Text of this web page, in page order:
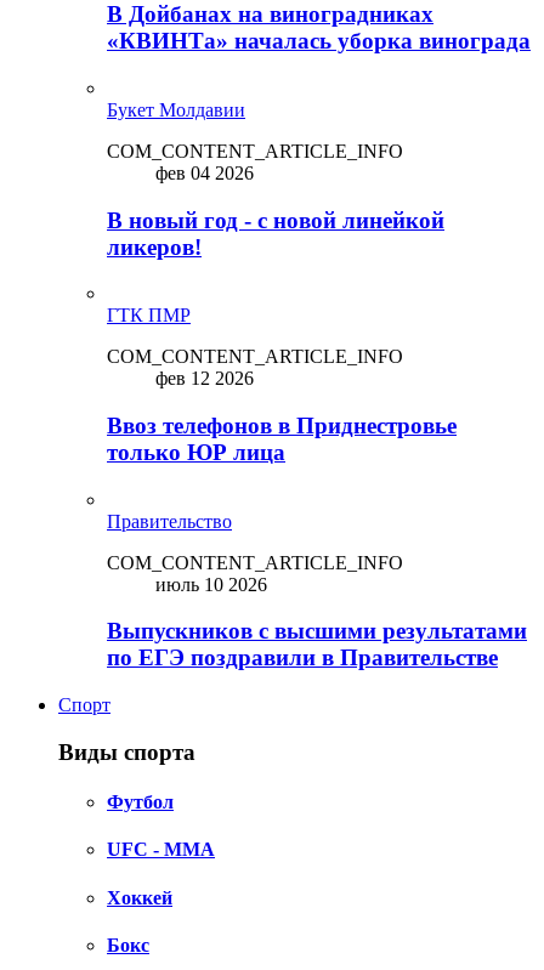
В Дойбанах на виноградниках
«КВИНТа» началась уборка винограда
Букет Молдавии
COM_CONTENT_ARTICLE_INFO
фев 04 2026
В новый год - с новой линейкой
ликepoв!
ГТК ПМР
COM_CONTENT_ARTICLE_INFO
фев 12 2026
Ввоз телефонов в Приднестровье
только ЮР лица
Правительство
COM_CONTENT_ARTICLE_INFO
июль 10 2026
Выпускников с высшими результатами
по ЕГЭ поздравили в Правительстве
Спорт
Виды спорта
Футбол
UFC - MMA
Хоккей
Бокс